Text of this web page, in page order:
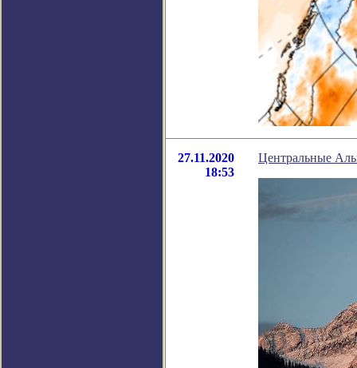
27.11.2020
18:53
Центральные